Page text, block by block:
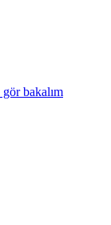
bakalım